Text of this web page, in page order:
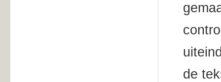
de